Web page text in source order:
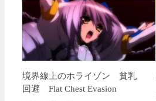
境界線上のホライゾン 貧乳
回避 Flat Chest Evasion